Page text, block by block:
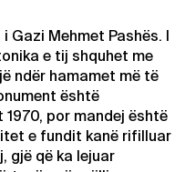
Gazi Mehmet Pashës. I
e tij shquhet me
ndër hamamet më të
është
por mandej është
e fundit kanë rifilluar
gjë që ka lejuar